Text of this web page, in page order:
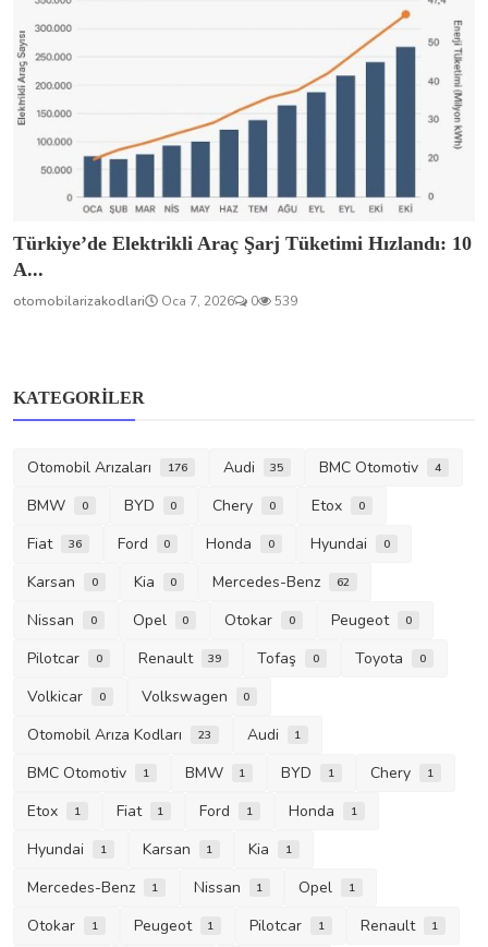
Türkiye’de Elektrikli Araç Şarj Tüketimi Hızlandı: 10
A...
otomobilarizakodlari Oca 7, 2026 0 539
KATEGORILER
Otomobil Arızaları 176 Audi 35 BMC Otomotiv 4
BMW 0 BYD 0 Chery 0 Etox 0
Fiat 36 Ford 0 Honda 0 Hyundai 0
Karsan 0 Kia 0 Mercedes-Benz 62
Nissan 0 Opel 0 Otokar 0 Peugeot 0
Pilotcar 0 Renault 39 Tofaş 0 Toyota 0
Volkicar 0 Volkswagen 0
Otomobil Arıza Kodları 23 Audi 1
BMC Otomotiv 1 BMW 1 BYD 1 Chery 1
Etox 1 Fiat 1 Ford 1 Honda 1
Hyundai 1 Karsan 1 Kia 1
Mercedes-Benz 1 Nissan 1 Opel 1
Otokar 1 Peugeot 1 Pilotcar 1 Renault 1